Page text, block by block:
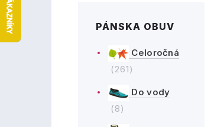
PÁNSKA OBUV
Celoročná
(261)
Do vody
(8)